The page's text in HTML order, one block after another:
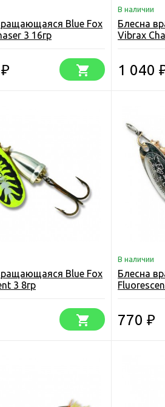
Blue Fox
3 16гр
₽
В наличии
Блесна
Vibrax
1 040
Blue Fox
3 8гр
В наличии
Блесна
770 ₽